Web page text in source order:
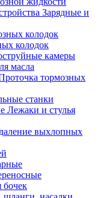
Зарядные и
колодок
камеры
масла
тормозных
станки
Лежаки и стулья
выхлопных
бочек